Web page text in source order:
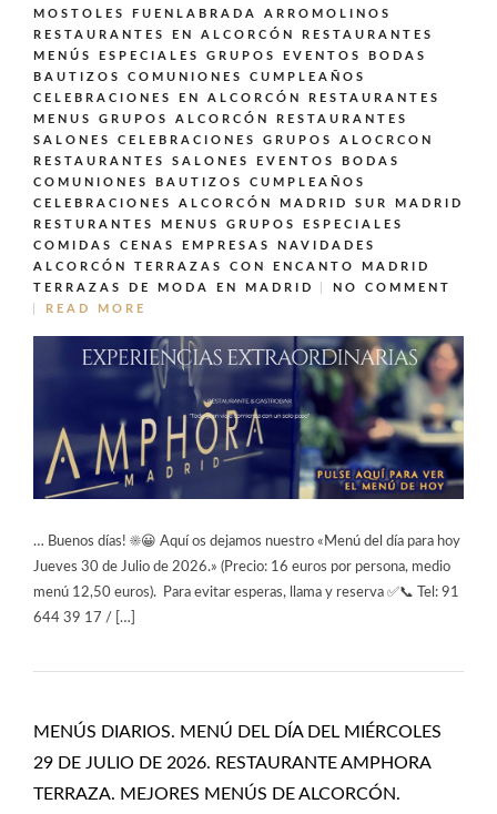
MOSTOLES FUENLABRADA ARROMOLINOS
RESTAURANTES EN ALCORCÓN
RESTAURANTES
MENÚS ESPECIALES GRUPOS EVENTOS BODAS
BAUTIZOS COMUNIONES CUMPLEAÑOS
CELEBRACIONES EN ALCORCÓN
RESTAURANTES
MENUS GRUPOS ALCORCÓN
RESTAURANTES
SALONES CELEBRACIONES GRUPOS ALOCRCON
RESTAURANTES SALONES EVENTOS BODAS
COMUNIONES BAUTIZOS CUMPLEAÑOS
CELEBRACIONES ALCORCÓN MADRID SUR MADRID
RESTURANTES MENUS GRUPOS ESPECIALES
COMIDAS CENAS EMPRESAS NAVIDADES
ALCORCÓN
TERRAZAS CON ENCANTO MADRID
TERRAZAS DE MODA EN MADRID
NO COMMENT
READ MORE
… Buenos días! ☀️😀 Aquí os dejamos nuestro «Menú del día para hoy
Jueves 30 de Julio de 2026.» (Precio: 16 euros por persona, medio
menú 12,50 euros). Para evitar esperas, llama y reserva ✅📞 Tel: 91
644 39 17 / […]
MENÚS DIARIOS. MENÚ DEL DÍA DEL MIÉRCOLES
29 DE JULIO DE 2026. RESTAURANTE AMPHORA
TERRAZA. MEJORES MENÚS DE ALCORCÓN.